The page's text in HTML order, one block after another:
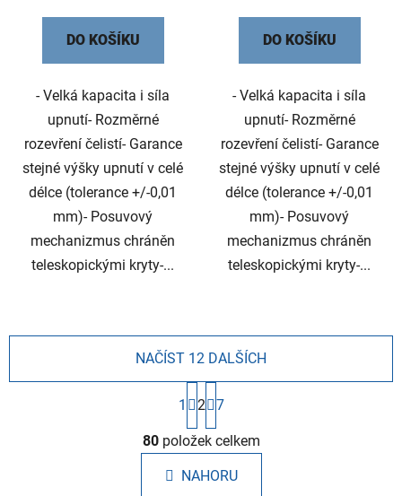
DO KOŠÍKU
- Velká kapacita i síla
upnutí- Rozměrné
rozevření čelistí- Garance
stejné výšky upnutí v celé
délce (tolerance +/-0,01
mm)- Posuvový
mechanizmus chráněn
teleskopickými kryty-...
DO KOŠÍKU
- Velká kapacita i síla
upnutí- Rozměrné
rozevření čelistí- Garance
stejné výšky upnutí v celé
délce (tolerance +/-0,01
mm)- Posuvový
mechanizmus chráněn
teleskopickými kryty-...
O
v
l
á
NAČÍST 12 DALŠÍCH
t
r
á
n
k
1 2 7
80položek celkem
NAHORU